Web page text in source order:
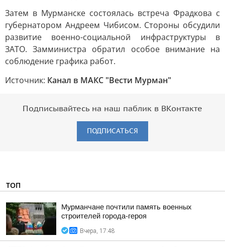
Затем в Мурманске состоялась встреча Фрадкова с
губернатором Андреем Чибисом. Стороны обсудили
развитие военно-социальной инфраструктуры в
ЗАТО. Замминистра обратил особое внимание на
соблюдение графика работ.
Источник: Канал в МАКС "Вести Мурман"
Подписывайтесь на наш паблик в ВКонтакте
ПОДПИСАТЬСЯ
ТОП
Мурманчане почтили память военных
строителей города-героя
Вчера, 17:48